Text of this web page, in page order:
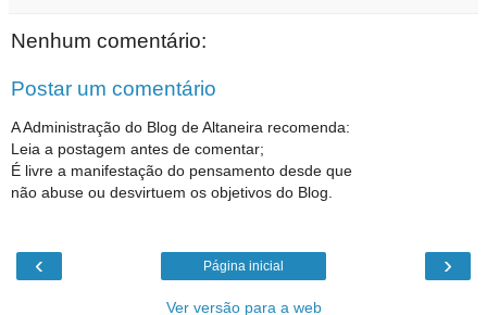
Nenhum comentário:
Postar um comentário
A Administração do Blog de Altaneira recomenda:
Leia a postagem antes de comentar;
É livre a manifestação do pensamento desde que
não abuse ou desvirtuem os objetivos do Blog.
‹ ›
Página inicial
Ver versão para a web